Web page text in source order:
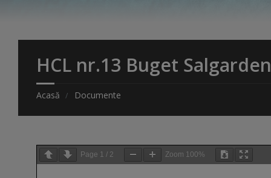
HCL nr.13 Buget
Acasă Documente
Page 1 / 2 Zoom 100%